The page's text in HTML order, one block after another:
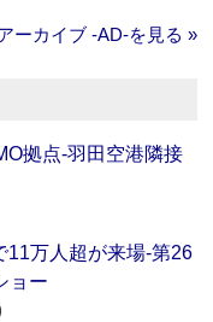
ーカイブ ‐AD‐を見る »
拠点‐羽田空港隣接
11万人超が来場‐第26
ョー